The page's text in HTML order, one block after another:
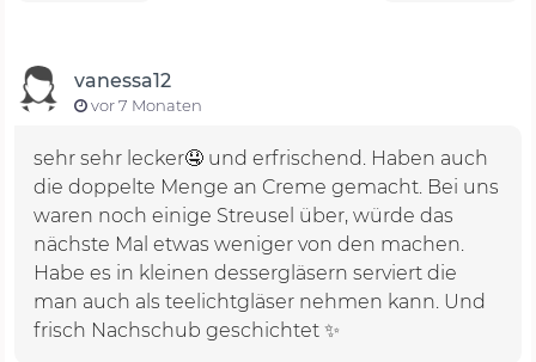
vanessa12
vor 7 Monaten
sehr sehr lecker🤤 und erfrischend. Haben auch
die doppelte Menge an Creme gemacht. Bei uns
waren noch einige Streusel über, würde das
nächste Mal etwas weniger von den machen.
Habe es in kleinen dessergläsern serviert die
man auch als teelichtgläser nehmen kann. Und
frisch Nachschub geschichtet ✨